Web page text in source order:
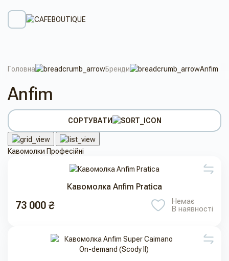
Головна Бренди Anfim
Anfim
СОРТУВАТИ
Кавомолки Професійні
Кавомолка Anfim Pratica
73 000 ₴
Немає
В наявності